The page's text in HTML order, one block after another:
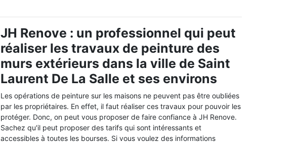
JH Renove : un professionnel qui peut
réaliser les travaux de peinture des
murs extérieurs dans la ville de Saint
Laurent De La Salle et ses environs
Les opérations de peinture sur les maisons ne peuvent pas être oubliées
par les propriétaires. En effet, il faut réaliser ces travaux pour pouvoir les
protéger. Donc, on peut vous proposer de faire confiance à JH Renove.
Sachez qu'il peut proposer des tarifs qui sont intéressants et
accessibles à toutes les bourses. Si vous voulez des informations